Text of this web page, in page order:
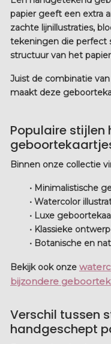
papiergeeft een extra
zachte lijnillustraties,
tekeningen die perfect
structuur van het
Juist de combinatie
maakt deze
Populaire
Binnen onze collectie
• Minimalistische
• Watercolor
• Luxe
• Klassieke
• Botanische en
Bekijk ook onze
bijzondere
Verschil tussen
handgeschept